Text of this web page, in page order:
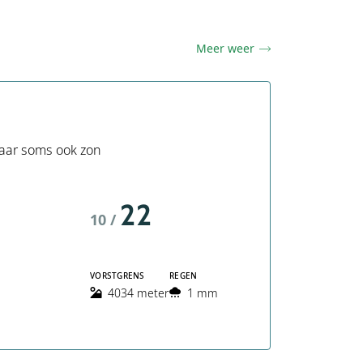
Meer weer
soms ook zon
10 / 22
VORSTGRENS
4034 meter
REGEN
1 mm